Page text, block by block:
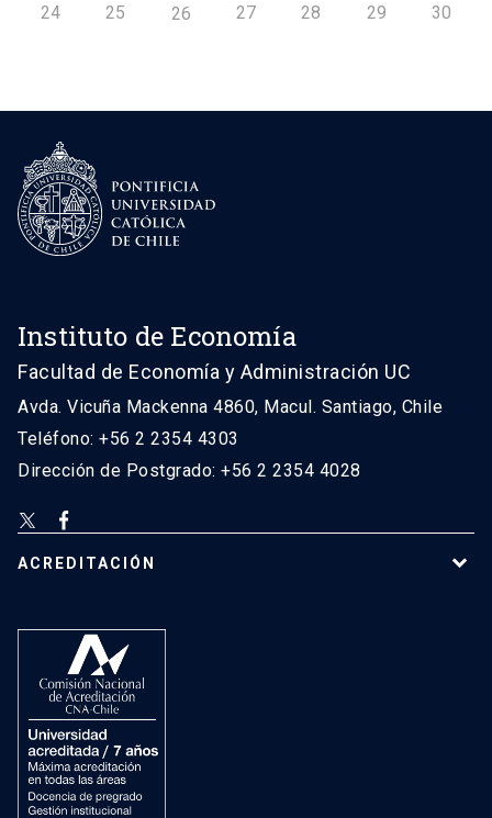
24 25 26 27 28 29 30
Instituto de Economía
Facultad de Economía y Administración UC
Avda. Vicuña Mackenna 4860, Macul. Santiago, Chile
Teléfono: +56 2 2354 4303
Dirección de Postgrado: +56 2 2354 4028
ACREDITACIÓN